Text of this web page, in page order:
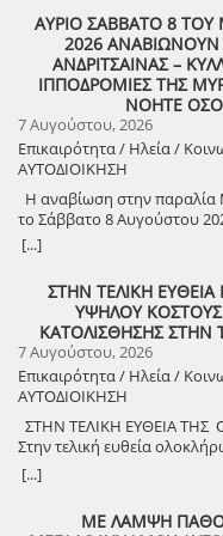
ΑΥΡΙΟ ΣΑΒΒΑΤΟ 8
2026
ΑΝΔΡΙΤΣΑΙΝΑΣ –
ΙΠΠΟΔΡΟΜΙΕΣ ΤΗΣ
ΝΟΗΤΕ
7 Αυγούστου, 2026
Επικαιρότητα / Ηλεία /
ΑΥΤΟΔΙΟΙΚΗΣΗ
Η αναβίωση στην παραλία
το Σάββατο 8 Αυγούστου
[...]
ΣΤΗΝ ΤΕΛΙΚΗ
ΥΨΗΛΟΥ
ΚΑΤΟΛΙΣΘΗΣΗΣ ΣΤΗΝ
7 Αυγούστου, 2026
Επικαιρότητα / Ηλεία /
ΑΥΤΟΔΙΟΙΚΗΣΗ
ΣΤΗΝ ΤΕΛΙΚΗ ΕΥΘΕΙΑ
Στην τελική ευθεία
αποκατάστασης της
προϋπολογισμού 1,25
Λέντζας, μαζί με κλιμάκιο
[...]
ΜΕ ΛΑΜΨΗ